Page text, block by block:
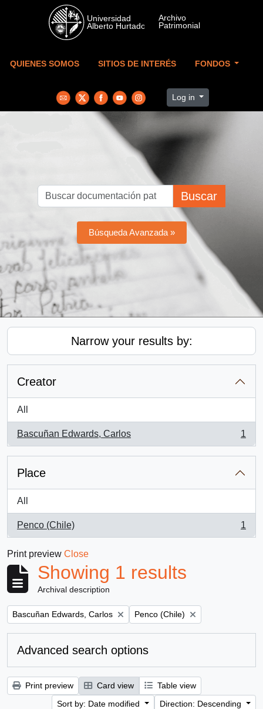
Skip to main content
QUIENES SOMOS SITIOS DE INTERÉS FONDOS
Log in
Buscar
Búsqueda Avanzada »
Narrow your results by:
Creator
All
Bascuñan Edwards, Carlos
, 1 results
1
Place
All
Penco (Chile)
, 1 results
1
Print preview Close
Showing 1 results
Archival description
Remove filter:
Bascuñan Edwards, Carlos Remove filter:
Penco (Chile)
Advanced search options
Print preview Card view
Table view
Sort by: Date modified
Direction: Descending